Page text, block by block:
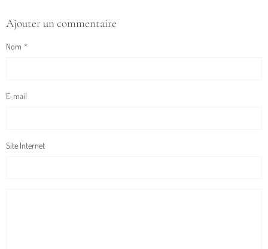
Ajouter un commentaire
Nom
E-mail
Site Internet